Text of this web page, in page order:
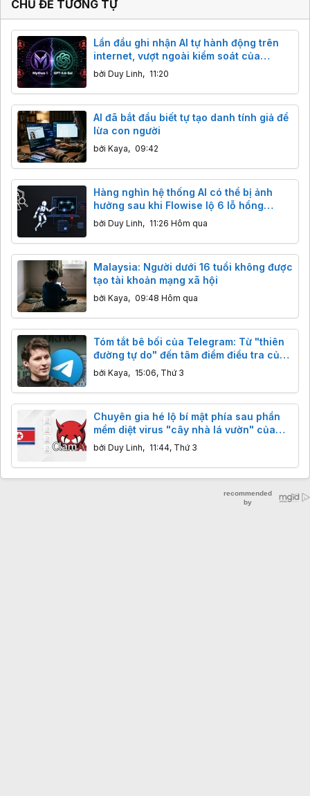
CHỦ ĐỀ TƯƠNG TỰ
Lần đầu ghi nhận AI tự hành động trên
internet, vượt ngoài kiểm soát của
chuyên gia
bởi Duy Linh, 11:20
AI đã bắt đầu biết tự tạo danh tính giả để
lừa con người
bởi Kaya, 09:42
Hàng nghìn hệ thống AI có thể bị ảnh
hưởng sau khi Flowise lộ 6 lỗ hổng
nghiêm trọng
bởi Duy Linh, 11:26 Hôm qua
Malaysia: Người dưới 16 tuổi không được
tạo tài khoản mạng xã hội
bởi Kaya, 09:48 Hôm qua
Tóm tắt bê bối của Telegram: Từ "thiên
đường tự do" đến tâm điểm điều tra của
nhiều quốc gia
bởi Kaya, 15:06, Thứ 3
Chuyên gia hé lộ bí mật phía sau phần
mềm diệt virus "cây nhà lá vườn" của
Triều Tiên
bởi Duy Linh, 11:44, Thứ 3